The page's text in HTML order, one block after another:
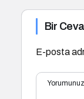
Bir
E-posta
Yorumunuz